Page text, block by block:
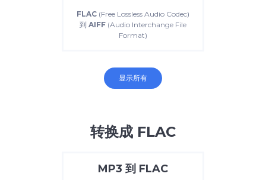
FLAC (Free Lossless Audio Codec)
到 AIFF (Audio Interchange File
Format)
显示所有
转换成 FLAC
MP3 到 FLAC